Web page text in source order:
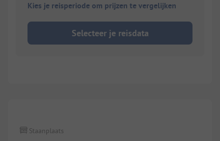
Kies je reisperiode om prijzen te vergelijken
Selecteer je reisdata
Staanplaats